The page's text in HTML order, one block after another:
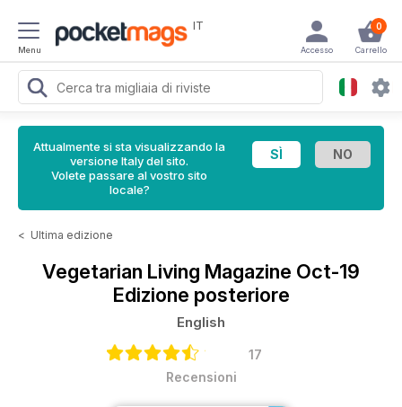
Menu
IT 0
Carrello
Accesso
Attualmente si sta visualizzando la
versione Italy del sito.
Volete passare al vostro sito
locale?
< Ultima edizione
Vegetarian Living Magazine Oct-19
Edizione posteriore
English
17
Recensioni